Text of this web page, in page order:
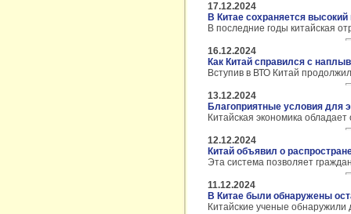
17.12.2024
В Китае сохраняется
В последние годы китайская
16.12.2024
Как Китай справился с
Вступив в ВТО Китай
13.12.2024
Благоприятные условия для
Китайская экономика
12.12.2024
Китай объявил о
Эта система позволяет
11.12.2024
В Китае были обнаружены
Китайские ученые обнаружили